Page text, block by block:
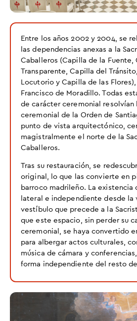
Entre los años 2002 y 2004, se
las dependencias anexas a la
Caballeros (Capilla de la Fuente,
Transparente, Capilla del
Locutorio y Capilla de las
Francisco de Moradillo. Todas
de carácter ceremonial resolvían
ceremonial de la Orden de
punto de vista arquitectónico,
magistralmente el norte de la
Caballeros.
Tras su restauración, se
original, lo que las convierte en
barroco madrileño. La existencia
lateral e independiente desde la
vestíbulo que precede a la
que este espacio, sin perder su
ceremonial, se haya convertido
para albergar actos culturales,
música de cámara y
forma independiente del resto